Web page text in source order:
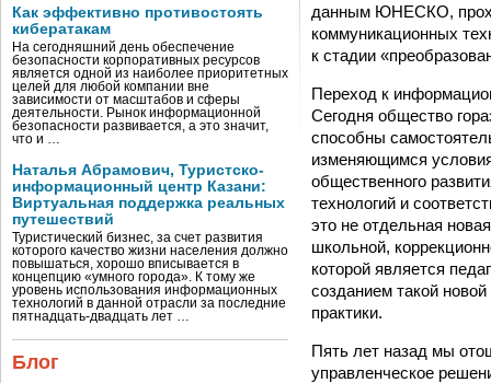
Как эффективно противостоять
кибератакам
На сегодняшний день обеспечение
безопасности корпоративных ресурсов
является одной из наиболее приоритетных
целей для любой компании вне
зависимости от масштабов и сферы
деятельности. Рынок информационной
безопасности развивается, а это значит,
что и …
Наталья Абрамович, Туристско-
информационный центр Казани:
Виртуальная поддержка реальных
путешествий
Туристический бизнес, за счет развития
которого качество жизни населения должно
повышаться, хорошо вписывается в
концепцию «умного города». К тому же
уровень использования информационных
технологий в данной отрасли за последние
пятнадцать-двадцать лет …
Блог
данным ЮНЕСКО,
коммуникационных
к стадии
Переход к
Сегодня общество
способны
изменяющимся
общественного
технологий и
это не отдельная
школьной,
которой является
созданием такой
практики.
Пять лет назад мы
управленческое